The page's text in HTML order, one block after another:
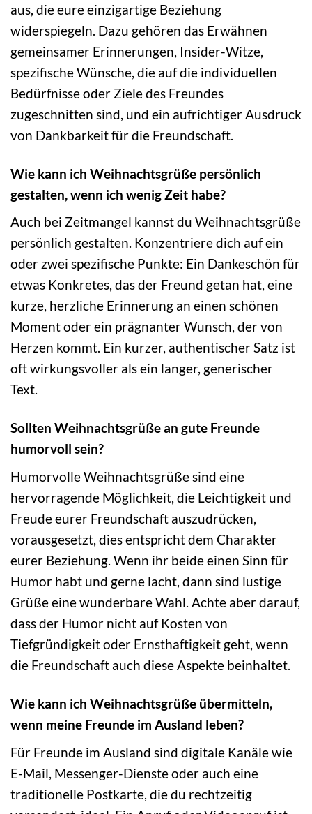
aus, die eure einzigartige Beziehung
widerspiegeln. Dazu gehören das Erwähnen
gemeinsamer Erinnerungen, Insider-Witze,
spezifische Wünsche, die auf die individuellen
Bedürfnisse oder Ziele des Freundes
zugeschnitten sind, und ein aufrichtiger Ausdruck
von Dankbarkeit für die Freundschaft.
Wie kann ich Weihnachtsgrüße persönlich
gestalten, wenn ich wenig Zeit habe?
Auch bei Zeitmangel kannst du Weihnachtsgrüße
persönlich gestalten. Konzentriere dich auf ein
oder zwei spezifische Punkte: Ein Dankeschön für
etwas Konkretes, das der Freund getan hat, eine
kurze, herzliche Erinnerung an einen schönen
Moment oder ein prägnanter Wunsch, der von
Herzen kommt. Ein kurzer, authentischer Satz ist
oft wirkungsvoller als ein langer, generischer
Text.
Sollten Weihnachtsgrüße an gute Freunde
humorvoll sein?
Humorvolle Weihnachtsgrüße sind eine
hervorragende Möglichkeit, die Leichtigkeit und
Freude eurer Freundschaft auszudrücken,
vorausgesetzt, dies entspricht dem Charakter
eurer Beziehung. Wenn ihr beide einen Sinn für
Humor habt und gerne lacht, dann sind lustige
Grüße eine wunderbare Wahl. Achte aber darauf,
dass der Humor nicht auf Kosten von
Tiefgründigkeit oder Ernsthaftigkeit geht, wenn
die Freundschaft auch diese Aspekte beinhaltet.
Wie kann ich Weihnachtsgrüße übermitteln,
wenn meine Freunde im Ausland leben?
Für Freunde im Ausland sind digitale Kanäle wie
E-Mail, Messenger-Dienste oder auch eine
traditionelle Postkarte, die du rechtzeitig